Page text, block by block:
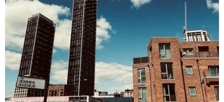
Toàn bộ tang vật thu giữ được ngày 24/6. (Ảnh: Công
Mạo/TTXVN)
Ngày 28/6, Đại tá Nguyễn Thượng Lễ, Chỉ huy
trưởng Bộ Chỉ huy Bộ đội Biên phòng tỉnh An
Giang, cho biết qua thẩm định, cơ quan chức